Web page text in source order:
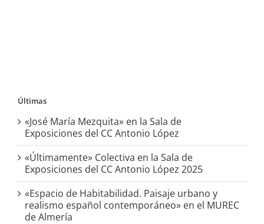
Últimas
«José María Mezquita» en la Sala de
Exposiciones del CC Antonio López
«Últimamente» Colectiva en la Sala de
Exposiciones del CC Antonio López 2025
«Espacio de Habitabilidad. Paisaje urbano y
realismo español contemporáneo» en el MUREC
de Almería